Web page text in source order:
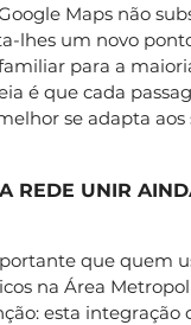
Maps não
lhes um novo
para a
é que cada
se adapta aos
REDE UNIR
que quem
na Área
esta integração